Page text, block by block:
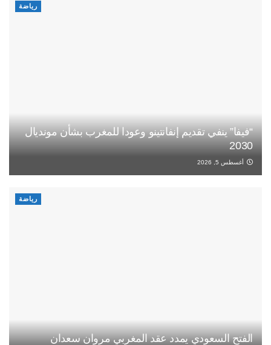
رياضة
“فيفا” ينفي تقديم إنفانتينو وعودا للمغرب بشأن مونديال
2030
أغسطس 5, 2026
رياضة
الفتح السعودي يمدد عقد المغربي مروان سعدان